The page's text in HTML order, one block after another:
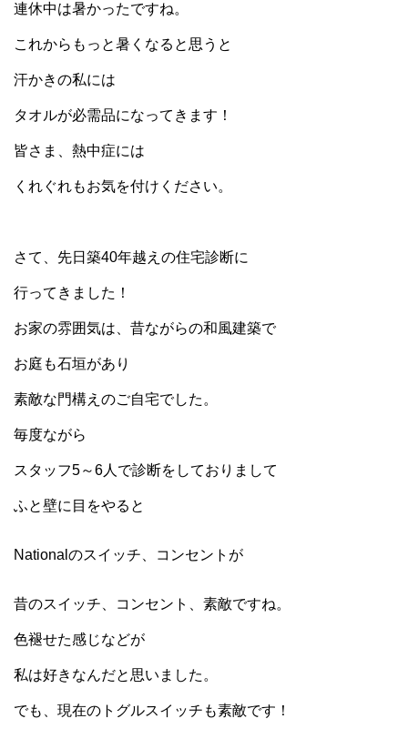
連休中は暑かったですね。
これからもっと暑くなると思うと
汗かきの私には
タオルが必需品になってきます！
皆さま、熱中症には
くれぐれもお気を付けください。
さて、先日築40年越えの住宅診断に
行ってきました！
お家の雰囲気は、昔ながらの和風建築で
お庭も石垣があり
素敵な門構えのご自宅でした。
毎度ながら
スタッフ5～6人で診断をしておりまして
ふと壁に目をやると
Nationalのスイッチ、コンセントが
昔のスイッチ、コンセント、素敵ですね。
色褪せた感じなどが
私は好きなんだと思いました。
でも、現在のトグルスイッチも素敵です！